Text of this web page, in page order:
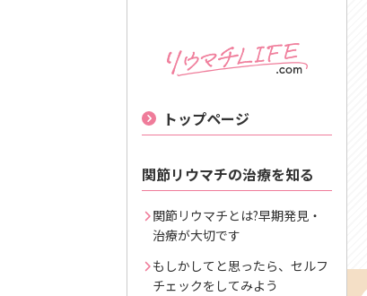
トップページ
関節リウマチの治療を知る
関節リウマチとは?早期発見・
治療が大切です
もしかしてと思ったら、セルフ
チェックをしてみよう